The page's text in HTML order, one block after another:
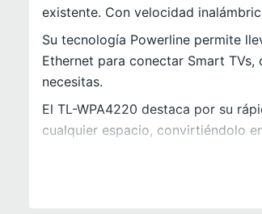
existente. Con velocidad
Su tecnología Powerline permite
Ethernet para conectar Smart
necesitas.
El TL-WPA4220 destaca por su
cualquier espacio, convirtiéndolo